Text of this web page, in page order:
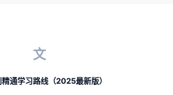
文
通学习路线（2025最新版）